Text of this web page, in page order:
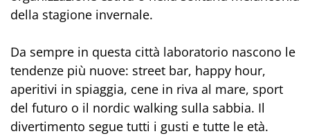
della stagione invernale.
Da sempre in questa città laboratorio nascono le
tendenze più nuove: street bar, happy hour,
aperitivi in spiaggia, cene in riva al mare, sport
del futuro o il nordic walking sulla sabbia. Il
divertimento segue tutti i gusti e tutte le età.